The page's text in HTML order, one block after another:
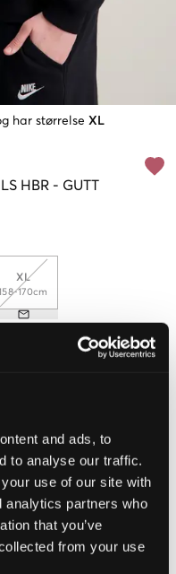
and ads, to
to analyse our traffic.
use of our site with
analytics partners who
that you’ve
from your use
har størrelse XL
HBR - GUTT
XL
170cm